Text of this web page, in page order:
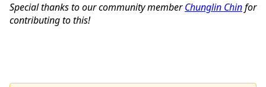
Special thanks to our community memberChunglin Chinfor
contributing to this!